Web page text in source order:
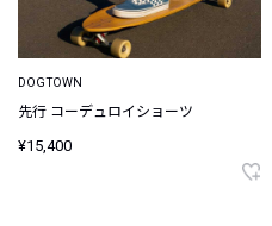
DOGTOWN
先行 コーデュロイショーツ
¥15,400